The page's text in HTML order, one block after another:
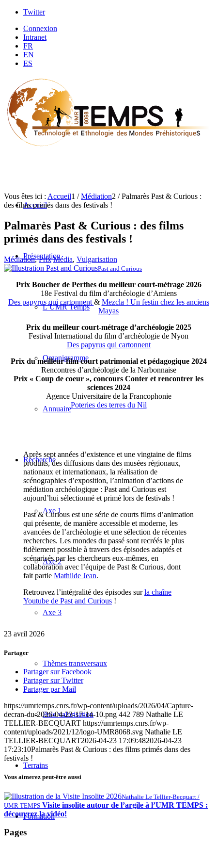
Twitter
Connexion
Intranet
FR
EN
ES
Accueil
Présentation
L’UMR Temps
Organigramme
Annuaire
Recherche
Axe 1
Axe 2
Axe 3
Thèmes transversaux
Pole valorisation
Terrains
Formation
Vous êtes ici : Accueil1 / Médiation2 / Palmarès Past & Curious :
des films primés dans des festivals !
Palmarès Past & Curious : des films
primés dans des festivals !
Médiation,Prix Média, Vulgarisation
Past and Curious
Prix Boucher de Perthes du meilleur court-métrage 2026
18e Festival du film d’archéologie d’Amiens
Des papyrus qui cartonnent & Mezcla ! Un festin chez les anciens
Mayas
Prix du meilleur court-métrage d’archéologie 2025
Festival International du film d’archéologie de Nyon
Des papyrus qui cartonnent
Prix du meilleur film court patrimonial et pédagogique 2024
Rencontres d’archéologie de la Narbonnaise
Prix « Coup de coeur », concours Conter et rencontrer les
sciences 2024
Agence Universitaire de la Francophonie
Poteries des terres du Nil
Après sept années d’existence et une vingtaine de films
produits, des diffusions dans des musées régionaux,
nationaux et internationaux, la réalisation de
scénographies d’exposition, l’animation d’actions de
médiation archéologique : Past and Curious est
aujourd’hui sélectionné et primé lors de festivals !
Past & Curious est une série de courts films d’animation
qui présente, de manière accessible et moderne, les
avancées de l’archéologie et une sélection de récentes
recherches. Les mondes du passé sont recréés le plus
fidèlement possible à travers des épisodes adaptés et
scénarisés par les chercheurs eux-mêmes, en
collaboration avec l’équipe de Past & Curious, dont
fait partie Mathilde Jean.
Retrouvez l’intégralité des épisodes surla chaîne
Youtube de Past and Curious !
23 avril 2026
Partager
Partager sur Facebook
Partager sur Twitter
Partager par Mail
https://umrtemps.cnrs.fr/wp-content/uploads/2026/04/Capture-
decran-du-2026-04-23-17-14-10.png 442 789 Nathalie LE
TELLIER-BECQUART https://umrtemps.cnrs.fr/wp-
content/uploads/2021/12/logo-UMR8068.svg Nathalie LE
TELLIER-BECQUART2026-04-23 17:09:482026-04-23
17:23:10Palmarès Past & Curious : des films primés dans des
festivals !
Vous aimerez peut-être aussi
Nathalie Le Tellier-Becquart /
UMR TEMPS Visite insolite autour de l’argile à l’UMR TEMPS :
découvrez la vidéo!
Pages